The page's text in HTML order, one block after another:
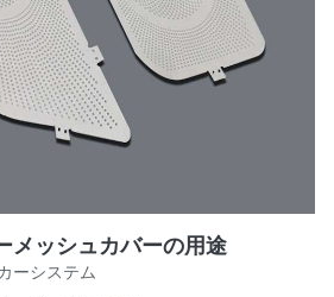
メッシュカバーの用途
ーシステム